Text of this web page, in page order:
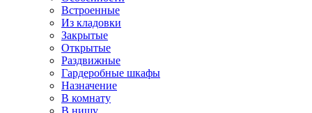
Встроенные
Из кладовки
Закрытые
Открытые
Раздвижные
Гардеробные шкафы
Назначение
В комнату
В нишу